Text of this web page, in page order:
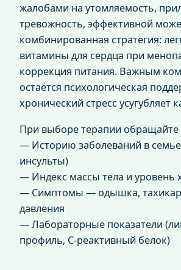
жалобами на утомляемость,
тревожность, эффективной
комбинированная стратегия:
витамины для сердца при
коррекция питания. Важным
остаётся психологическая
хронический стресс усугубляет
При выборе терапии обращайте
— Историю заболеваний в
инсульты)
— Индекс массы тела и уровень
— Симптомы — одышка,
давления
— Лабораторные показатели
профиль, С-реактивный белок)